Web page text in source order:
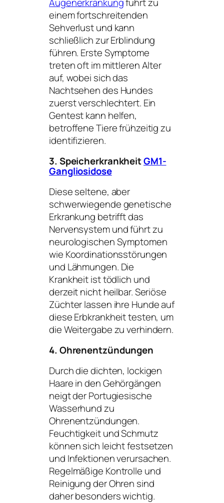
einem fortschreitenden
Sehverlust und kann
schließlich zur Erblindung
führen. Erste Symptome
treten oft im mittleren Alter
auf, wobei sich das
Nachtsehen des Hundes
zuerst verschlechtert. Ein
Gentest kann helfen,
betroffene Tiere frühzeitig zu
identifizieren.
3. SpeicherkrankheitGM1-
Gangliosidose
Diese seltene, aber
schwerwiegende genetische
Erkrankung betrifft das
Nervensystem und führt zu
neurologischen Symptomen
wie Koordinationsstörungen
und Lähmungen. Die
Krankheit ist tödlich und
derzeit nicht heilbar. Seriöse
Züchter lassen ihre Hunde auf
diese Erbkrankheit testen, um
die Weitergabe zu verhindern.
4. Ohrenentzündungen
Durch die dichten, lockigen
Haare in den Gehörgängen
neigt der Portugiesische
Wasserhund zu
Ohrenentzündungen.
Feuchtigkeit und Schmutz
können sich leicht festsetzen
und Infektionen verursachen.
Regelmäßige Kontrolle und
Reinigung der Ohren sind
daher besonders wichtig.